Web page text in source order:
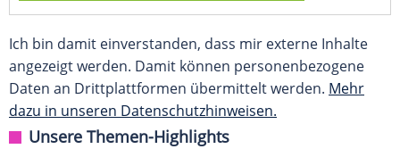
Ich bin damit einverstanden, dass mir externe Inhalte
angezeigt werden. Damit können personenbezogene
Daten an Drittplattformen übermittelt werden. Mehr
dazu in unseren Datenschutzhinweisen.
Unsere Themen-Highlights